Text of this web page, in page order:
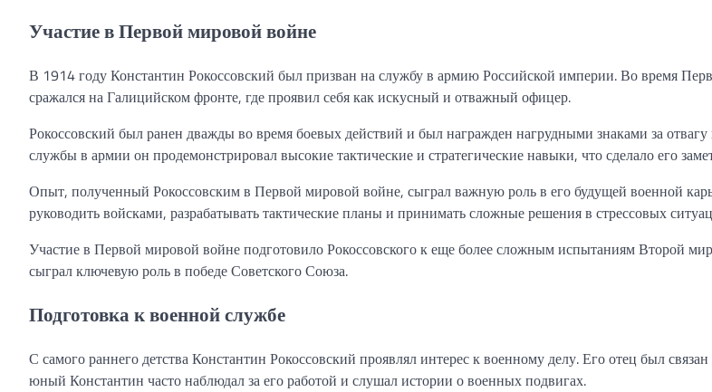
Участие в Первой мировой войне
В 1914 году Константин Рокоссовский был призван на службу в армию Российской империи. Во время
сражался на Галицийском фронте, где проявил себя как искусный и отважный офицер.
Рокоссовский был ранен дважды во время боевых действий и был награжден нагрудными знаками за
службы в армии он продемонстрировал высокие тактические и стратегические навыки, что сделало его
Опыт, полученный Рокоссовским в Первой мировой войне, сыграл важную роль в его будущей военной
руководить войсками, разрабатывать тактические планы и принимать сложные решения в стрессовых
Участие в Первой мировой войне подготовило Рокоссовского к еще более сложным испытаниям Второй
сыграл ключевую роль в победе Советского Союза.
Подготовка к военной службе
С самого раннего детства Константин Рокоссовский проявлял интерес к военному делу. Его отец был
юный Константин часто наблюдал за его работой и слушал истории о военных подвигах.